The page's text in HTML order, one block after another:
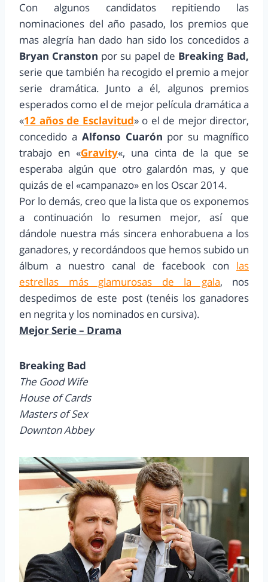
Con algunos candidatos repitiendo las
nominaciones del año pasado, los premios que
mas alegría han dado han sido los concedidos a
Bryan Cranston por su papel de Breaking Bad,
serie que también ha recogido el premio a mejor
serie dramática. Junto a él, algunos premios
esperados como el de mejor película dramática a
«12 años de Esclavitud» o el de mejor director,
concedido a Alfonso Cuarón por su magnífico
trabajo en «Gravity«, una cinta de la que se
esperaba algún que otro galardón mas, y que
quizás de el «campanazo» en los Oscar 2014.
Por lo demás, creo que la lista que os exponemos
a continuación lo resumen mejor, así que
dándole nuestra más sincera enhorabuena a los
ganadores, y recordándoos que hemos subido un
álbum a nuestro canal de facebook con las
estrellas más glamurosas de la gala, nos
despedimos de este post (tenéis los ganadores
en negrita y los nominados en cursiva).
Mejor Serie – Drama
Breaking Bad
The Good Wife
House of Cards
Masters of Sex
Downton Abbey